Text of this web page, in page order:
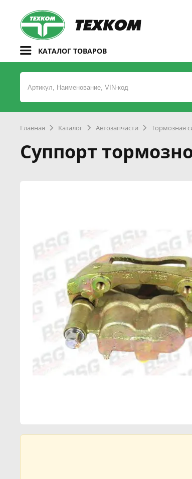
КАТАЛОГ ТОВАРОВ
Главная Каталог Автозапчасти Тормозная
Суппорт